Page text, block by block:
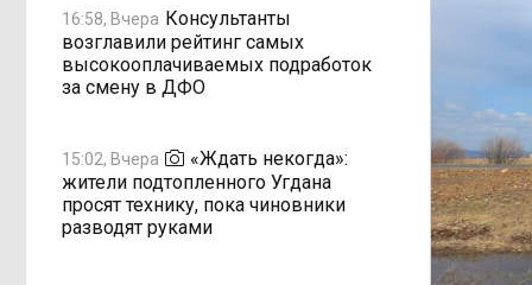
16:58, Вчера Консультанты
возглавили рейтинг самых
высокооплачиваемых подработок
за смену в ДФО
15:02, Вчера
«Ждать некогда»:
жители подтопленного Угдана
просят технику, пока чиновники
разводят руками